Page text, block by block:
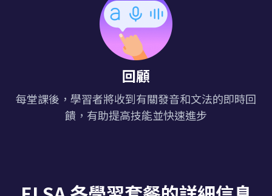
回顧
每堂課後，學習者將收到有關發音和文法的即時回
饋，有助提高技能並快速進步